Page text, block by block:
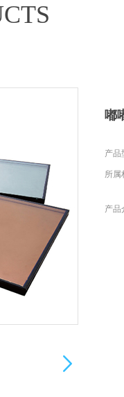
嘟
产品
所属
产品